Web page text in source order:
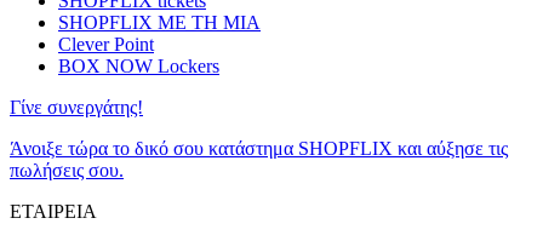
SHOPFLIX ΜΕ ΤΗ ΜΙΑ
Clever Point
BOX NOW Lockers
Γίνε συνεργάτης!
Άνοιξε τώρα το δικό σου κατάστημα SHOPFLIX και αύξησε τις
πωλήσεις σου.
ΕΤΑΙΡΕΙΑ